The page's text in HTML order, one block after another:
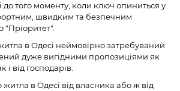
до того моменту, коли ключ опиниться у
швидким та безпечним
"Пріоритет".
в Одесі неймовірно затребуваний
дуже вигідними пропозиціями як
і від господарів.
житла в Одесі від власника або ж від